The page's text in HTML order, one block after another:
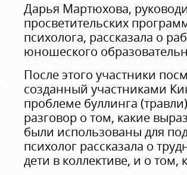
Дарья Мартюхова,
просветительских
психолога, рассказала о
юношеского
После этого участники
созданный участниками
проблеме буллинга
разговор о том, какие
были использованы для
психолог рассказала о
дети в коллективе, и о